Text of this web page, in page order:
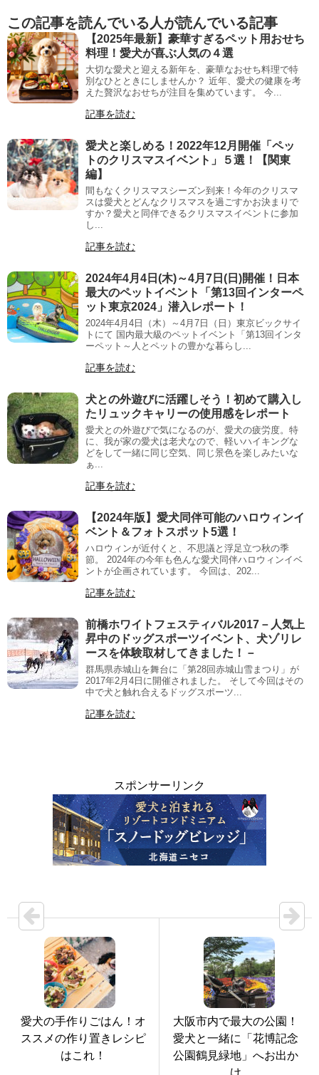
この記事を読んでいる人が読んでいる記事
【2025年最新】豪華すぎるペット用おせち
料理！愛犬が喜ぶ人気の４選
大切な愛犬と迎える新年を、豪華なおせち料理で特
別なひとときにしませんか？ 近年、愛犬の健康を考
えた贅沢なおせちが注目を集めています。 今...
記事を読む
愛犬と楽しめる！2022年12月開催「ペッ
トのクリスマスイベント」５選！【関東
編】
間もなくクリスマスシーズン到来！今年のクリスマ
スは愛犬とどんなクリスマスを過ごすかお決まりで
すか？愛犬と同伴できるクリスマスイベントに参加
し...
記事を読む
2024年4月4日(木)～4月7日(日)開催！日本
最大のペットイベント「第13回インターペ
ット東京2024」潜入レポート！
2024年4月4日（木）～4月7日（日）東京ビックサイ
トにて 国内最大級のペットイベント「第13回インタ
ーペット～人とペットの豊かな暮らし...
記事を読む
犬との外遊びに活躍しそう！初めて購入し
たリュックキャリーの使用感をレポート
愛犬との外遊びで気になるのが、愛犬の疲労度。特
に、我が家の愛犬は老犬なので、軽いハイキングな
どをして一緒に同じ空気、同じ景色を楽しみたいな
ぁ...
記事を読む
【2024年版】愛犬同伴可能のハロウィンイ
ベント＆フォトスポット5選！
ハロウィンが近付くと、不思議と浮足立つ秋の季
節。 2024年の今年も色んな愛犬同伴ハロウィンイベ
ントが企画されています。 今回は、202...
記事を読む
前橋ホワイトフェスティバル2017－人気上
昇中のドッグスポーツイベント、犬ゾリレ
ースを体験取材してきました！－
群馬県赤城山を舞台に「第28回赤城山雪まつり」が
2017年2月4日に開催されました。 そして今回はその
中で犬と触れ合えるドッグスポーツ...
記事を読む
スポンサーリンク
愛犬の手作りごはん！オ
ススメの作り置きレシピ
はこれ！
大阪市内で最大の公園！
愛犬と一緒に「花博記念
公園鶴見緑地」へお出か
け